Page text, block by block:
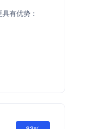
有优势：